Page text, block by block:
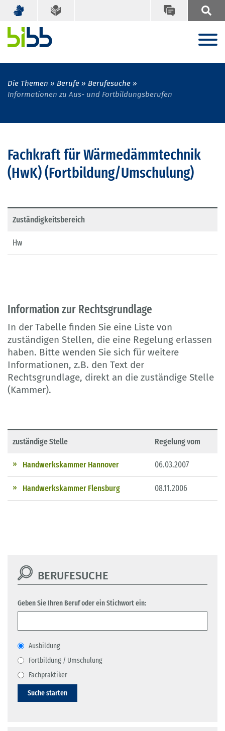
Die Themen Berufe
Berufesuche
Informationen zu Aus- und Fortbildungsberufen
Fachkraft für Wärmedämmtechnik
(HwK) (Fortbildung/Umschulung)
Zuständigkeitsbereich
Hw
Information zur Rechtsgrundlage
In der Tabelle finden Sie eine Liste von
zuständigen Stellen, die eine Regelung erlassen
haben. Bitte wenden Sie sich für weitere
Informationen, z.B. den Text der
Rechtsgrundlage, direkt an die zuständige Stelle
(Kammer).
zuständige Stelle Regelung vom
Handwerkskammer Hannover 06.03.2007
Handwerkskammer Flensburg 08.11.2006
BERUFESUCHE
Geben Sie Ihren Beruf oder ein Stichwort ein:
Ausbildung
Fortbildung / Umschulung
Fachpraktiker
Suche starten